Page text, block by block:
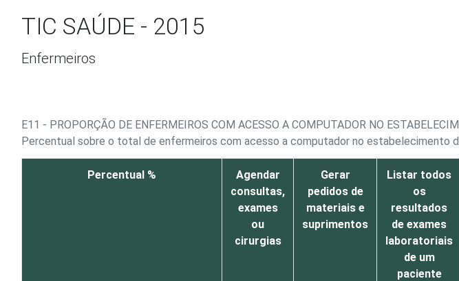
TIC SAÚDE - 2015
Enfermeiros
E11 - PROPORÇÃO DE ENFERMEIROS COM ACESSO A COMPUTADOR NO
Percentual sobre o total de enfermeiros com acesso a computador no estabelecimento
Percentual %
Agendar
consultas,
exames
ou
cirurgias
Gerar
pedidos de
materiais e
suprimentos
Listar todos
os
resultados
de exames
laboratoriais
de um
paciente